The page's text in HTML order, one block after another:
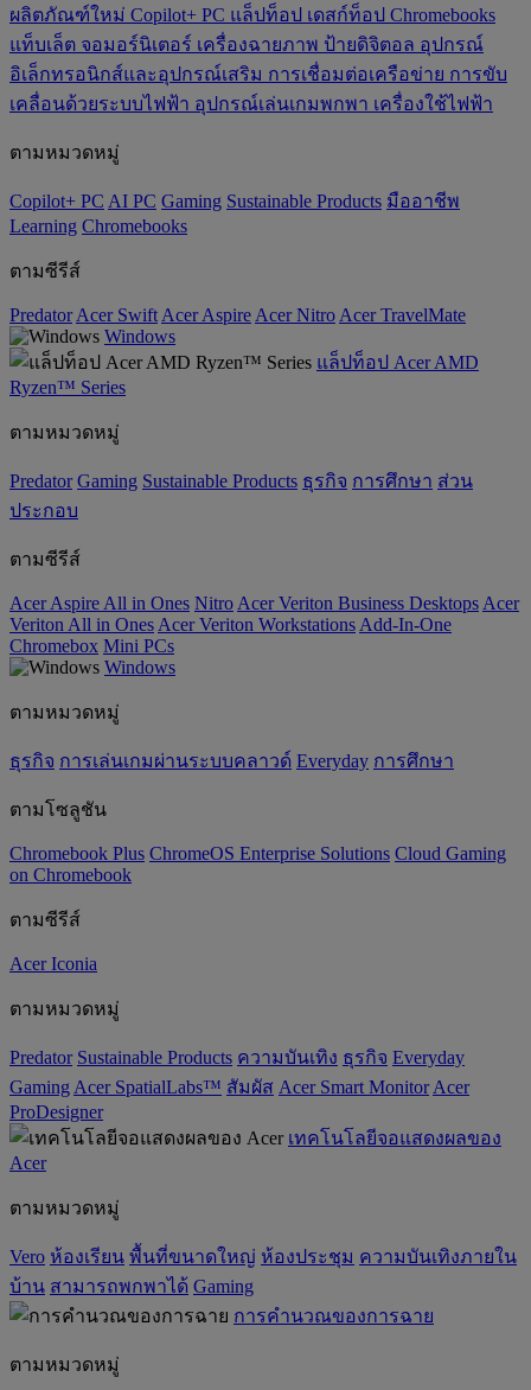
ผลิตภัณฑ์ใหม่ Copilot+ PC แล็ปท็อป เดสก์ท็อป Chromebooks
แท็บเล็ต จอมอร์นิเตอร์ เครื่องฉายภาพ ป้ายดิจิตอล อุปกรณ์
อิเล็กทรอนิกส์และอุปกรณ์เสริม การเชื่อมต่อเครือข่าย การขับ
เคลื่อนด้วยระบบไฟฟ้า อุปกรณ์เล่นเกมพกพา เครื่องใช้ไฟฟ้า
ตามหมวดหมู่
Copilot+ PC AI PC Gaming ‌Sustainable Products มืออาชีพ
‌Learning Chromebooks
ตามซีรีส์
Predator Acer Swift Acer Aspire Acer Nitro Acer TravelMate
Windows
แล็ปท็อป Acer AMD
Ryzen™ Series
ตามหมวดหมู่
Predator Gaming ‌Sustainable Products ธุรกิจ การศึกษา ส่วน
ประกอบ
ตามซีรีส์
Acer Aspire All in Ones Nitro Acer Veriton Business Desktops Acer
Veriton All in Ones Acer Veriton Workstations Add-In-One
Chromebox Mini PCs
Windows
ตามหมวดหมู่
ธุรกิจ การเล่นเกมผ่านระบบคลาวด์ Everyday การศึกษา
ตามโซลูชัน
Chromebook Plus ChromeOS Enterprise Solutions Cloud Gaming
on Chromebook
ตามซีรีส์
Acer Iconia
ตามหมวดหมู่
Predator ‌Sustainable Products ความบันเทิง ธุรกิจ Everyday
Gaming Acer SpatialLabs™ สัมผัส Acer Smart Monitor Acer
ProDesigner
เทคโนโลยีจอแสดงผลของ
Acer
ตามหมวดหมู่
Vero ห้องเรียน พื้นที่ขนาดใหญ่ ห้องประชุม ความบันเทิงภายใน
บ้าน สามารถพกพาได้ Gaming
การคำนวณของการฉาย
ตามหมวดหมู่